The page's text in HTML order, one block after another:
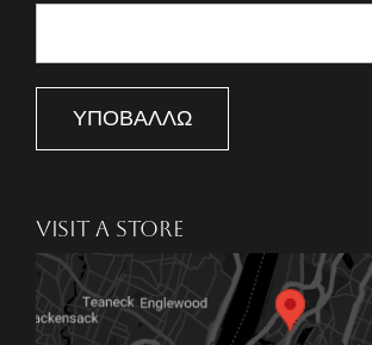
ΥΠΟΒΆΛΛΩ
VISIT A STORE